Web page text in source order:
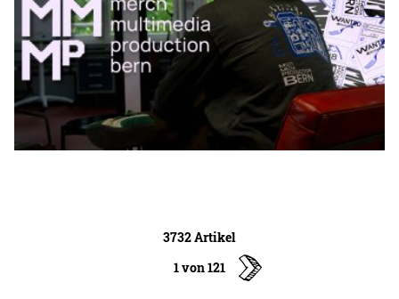
3732 Artikel
1 von 121